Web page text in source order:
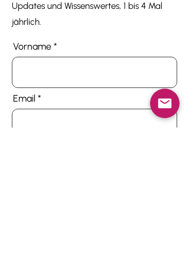
Updates und Wissenswertes, 1 bis 4 Mal
jährlich.
Vorname
Email